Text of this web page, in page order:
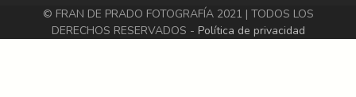
© FRAN DE PRADO FOTOGRAFÍA 2021 | TODOS LOS
DERECHOS RESERVADOS - Política de privacidad